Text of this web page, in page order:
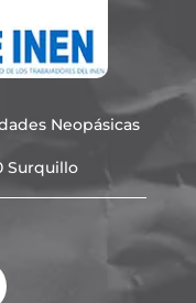
Neopásicas
Surquillo